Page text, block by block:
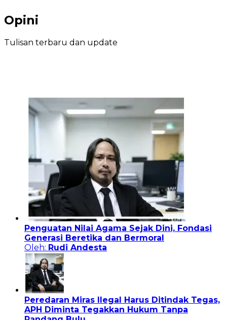
Opini
Tulisan terbaru dan update
Penguatan Nilai Agama Sejak Dini, Fondasi
Generasi Beretika dan Bermoral
Oleh: Rudi Andesta
Peredaran Miras Ilegal Harus Ditindak Tegas,
APH Diminta Tegakkan Hukum Tanpa